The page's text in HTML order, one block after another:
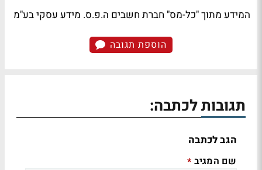
המידע מתוך "כל-מס" חברת חשבים ה.פ.ס. מידע עסקי בע"מ
הוספת תגובה
תגובות לכתבה:
הגב לכתבה
שם המגיב *